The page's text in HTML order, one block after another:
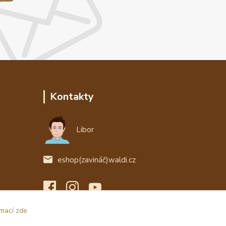
Kontakty
Libor
eshop(zavináč)waldi.cz
zde